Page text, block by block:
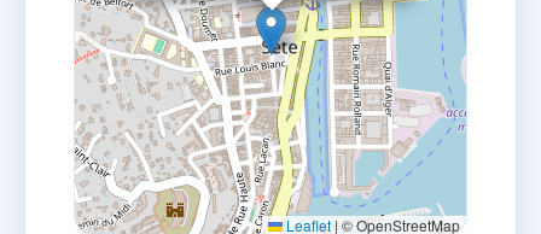
Leaflet |© OpenStreetMap